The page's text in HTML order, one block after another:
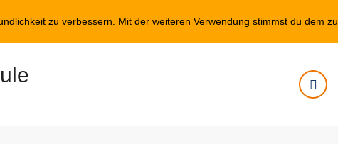
zu verbessern. Mit der weiteren Verwendung stimmst du dem zu.